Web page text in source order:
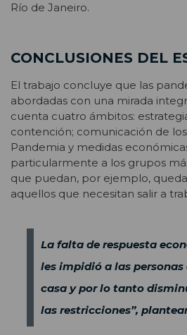
Río de Janeiro.
CONCLUSIONES DEL
El trabajo concluye que las
abordadas con una mirada
cuenta cuatro ámbitos:
contención; comunicación de
Pandemia y medidas
particularmente a los grupos
que puedan, por ejemplo,
aquellos que necesitan salir a
La falta de respuesta
les impidió a las personas
casa y por lo tanto
las restricciones”,